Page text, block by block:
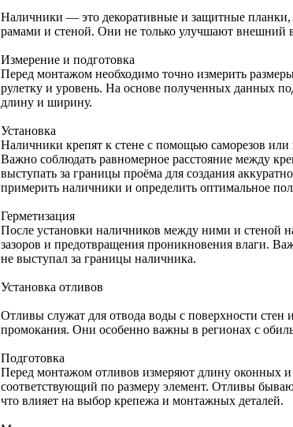
Наличники — это декоративные и защитные
рамами и стеной. Они не только улучшают
Измерение и подготовка
Перед монтажом необходимо точно измерить
рулетку и уровень. На основе полученных данных
длину и ширину.
Установка
Наличники крепят к стене с помощью саморезов
Важно соблюдать равномерное расстояние между
выступать за границы проёма для создания
примерить наличники и определить оптимальное
Герметизация
После установки наличников между ними и стеной
зазоров и предотвращения проникновения влаги.
не выступал за границы наличника.
Установка отливов
Отливы служат для отвода воды с поверхности
промокания. Они особенно важны в регионах с
Подготовка
Перед монтажом отливов измеряют длину оконных
соответствующий по размеру элемент. Отливы
что влияет на выбор крепежа и монтажных деталей.